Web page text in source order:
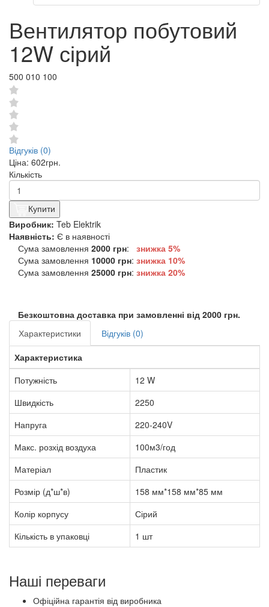
Вентилятор побутовий
12W сірий
500 010 100
Відгуків (0)
Ціна: 602грн.
Кількість
Купити
Виробник: Teb Elektrik
Наявність: Є в наявності
Сума замовлення 2000 грн:
знижка 5%
Сума замовлення 10000 грн: знижка 10%
Сума замовлення 25000 грн: знижка 20%
Безкоштовна доставка при замовленні від 2000 грн.
Характеристики
Відгуків (0)
Характеристика
Потужність
12 W
Швидкість
2250
Напруга
220-240V
Макс. розхід воздуха
100м3/год
Матеріал
Пластик
Розмір (д*ш*в)
158 мм*158 мм*85 мм
Колір корпусу
Сірий
Кількість в упаковці
1 шт
Наші переваги
Офіційна гарантія від виробника